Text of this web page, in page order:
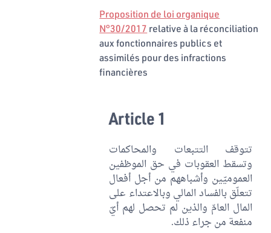
Proposition de loi organique
N°30/2017 relative à la réconciliation
aux fonctionnaires publics et
assimilés pour des infractions
financières
Article 1
تتوقف التتبعات والمحاكمات
وتسقط العقوبات في حق الموظفين
العموميّين وأشباههم من أجل أفعال
تتعلّق بالفساد المالي وبالاعتداء على
المال العامّ والذين لم تحصل لهم أيّ
منفعة من جراء ذلك.